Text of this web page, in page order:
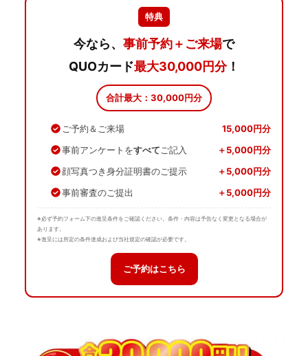
特典
今なら、 事前予約＋ご来場で
QUOカード最大30,000円分！
合計最大：30,000円分
ご予約＆ご来場
15,000円分
事前アンケートをすべて ご記入
＋5,000円分
顔写真つき身分証明書のご提示
＋5,000円分
事前審査のご提出
＋5,000円分
※必ず予約フォーム下の進呈条件をご確認ください。条件・内容は予告なく変更となる場合が
あります。
※進呈には所定の条件達成および当社規定の確認が必要です。
ご予約はこちら